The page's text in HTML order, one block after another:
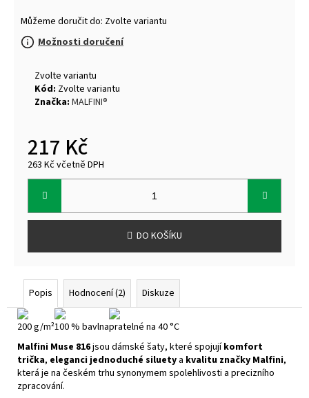
Můžeme doručit do: Zvolte variantu
Možnosti doručení
Zvolte variantu
Kód: Zvolte variantu
Značka: MALFINI®
217 Kč
263 Kč včetně DPH
Měrná
cena:
DO KOŠÍKU
Popis Hodnocení (2) Diskuze
200 g/m²100 % bavlnapratelné na 40 °C
Malfini Muse 816jsou dámské šaty, které spojujíkomfort
trička, eleganci jednoduché siluety a kvalitu značky Malfini,
která je na českém trhu synonymem spolehlivosti a precizního
zpracování.